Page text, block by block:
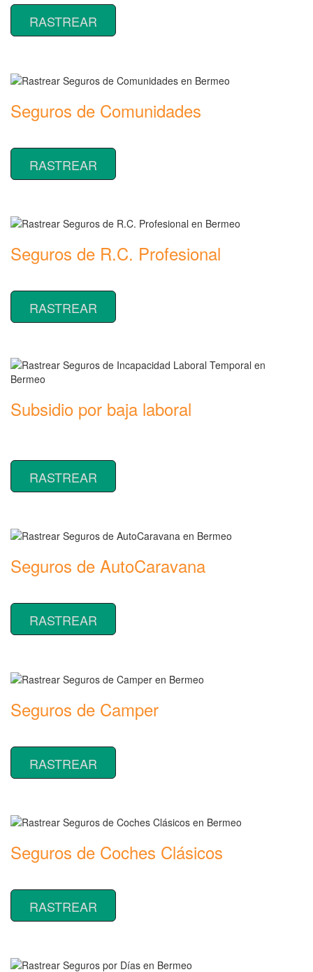
RASTREAR
Seguros de Comunidades
RASTREAR
Seguros de R.C. Profesional
RASTREAR
Subsidio por baja laboral
RASTREAR
Seguros de AutoCaravana
RASTREAR
Seguros de Camper
RASTREAR
Seguros de Coches Clásicos
RASTREAR